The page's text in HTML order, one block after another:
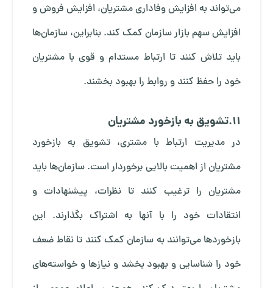
می‌تواند به افزایش وفاداری مشتریان، افزایش فروش و
افزایش سهم بازار سازمان کمک کند. بنابراین، سازمان‌ها
باید تلاش کنند تا ارتباط مستدام و قوی با مشتریان
خود را حفظ کنند و روابط را بهبود بخشند.
11.تشویق به بازخورد مشتریان
در مدیریت ارتباط با مشتری، تشویق به بازخورد
مشتریان از اهمیت بالایی برخوردار است. سازمان‌ها باید
مشتریان را ترغیب کنند تا نظرات، پیشنهادات و
انتقادات خود را با آنها به اشتراک بگذارند. این
بازخوردها می‌توانند به سازمان کمک کنند تا نقاط ضعف
خود را شناسایی و بهبود بخشد و نیازها و خواسته‌های